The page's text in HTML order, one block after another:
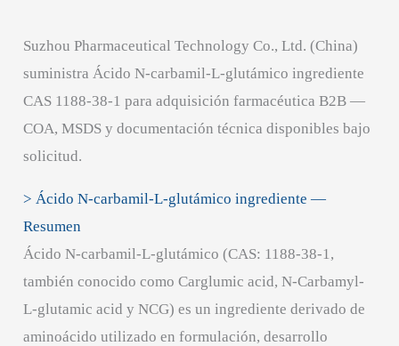
Suzhou Pharmaceutical Technology Co., Ltd. (China)
suministra Ácido N-carbamil-L-glutámico ingrediente
CAS 1188-38-1 para adquisición farmacéutica B2B —
COA, MSDS y documentación técnica disponibles bajo
solicitud.
> Ácido N-carbamil-L-glutámico ingrediente —
Resumen
Ácido N-carbamil-L-glutámico (CAS: 1188-38-1,
también conocido como Carglumic acid, N-Carbamyl-
L-glutamic acid y NCG) es un ingrediente derivado de
aminoácido utilizado en formulación, desarrollo